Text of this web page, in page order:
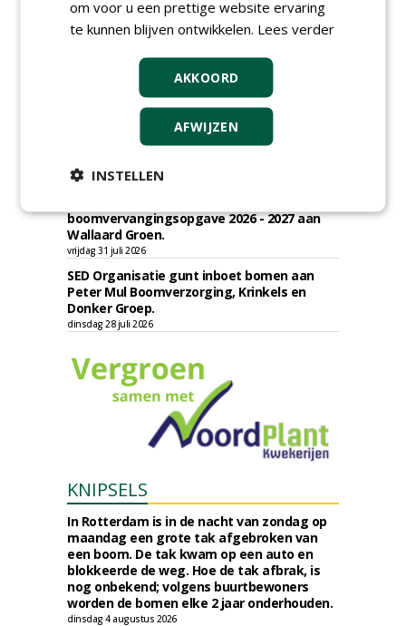
Academisch Ziekenhuis Maastricht gunt
onderhoud terreinen MUMC+ aan Jonkers
Hoveniers, Dolmans Landscaping Group en
Provincie Drenthe gunt bestek 1879;
onderhoud bomen en beplantingen 2026,
provincie Drenthe aan Den Held
zondag 2 augustus 2026
boomvervangingsopgave 2026 - 2027 aan
Wallaard Groen.
vrijdag 31 juli 2026
SED Organisatie gunt inboet bomen aan
Peter Mul Boomverzorging, Krinkels en
Donker Groep.
dinsdag 28 juli 2026
KNIPSELS
In Rotterdam is in de nacht van zondag op
maandag een grote tak afgebroken van
een boom. De tak kwam op een auto en
blokkeerde de weg. Hoe de tak afbrak, is
nog onbekend; volgens buurtbewoners
worden de bomen elke 2 jaar onderhouden.
dinsdag 4 augustus 2026
om voor u een prettige website ervaring
te kunnen blijven ontwikkelen. Lees verder
AKKOORD
AFWIJZEN
INSTELLEN